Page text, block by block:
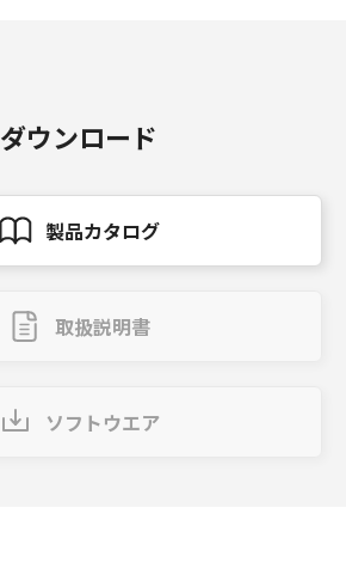
ダウンロード
製品カタログ
取扱説明書
ソフトウエア